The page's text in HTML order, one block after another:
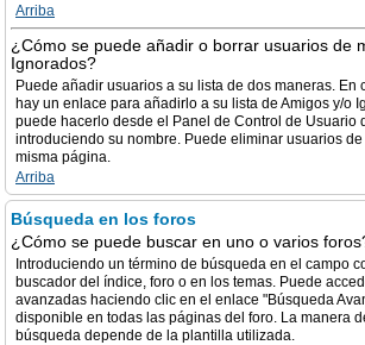
Arriba
¿Cómo se puede añadir o borrar usuarios de
Ignorados?
Puede añadir usuarios a su lista de dos maneras. En
hay un enlace para añadirlo a su lista de Amigos y/o
puede hacerlo desde el Panel de Control de Usuario
introduciendo su nombre. Puede eliminar usuarios
misma página.
Arriba
Búsqueda en los foros
¿Cómo se puede buscar en uno o varios
Introduciendo un término de búsqueda en el campo
buscador del índice, foro o en los temas. Puede
avanzadas haciendo clic en el enlace "Búsqueda
disponible en todas las páginas del foro. La manera
búsqueda depende de la plantilla utilizada.